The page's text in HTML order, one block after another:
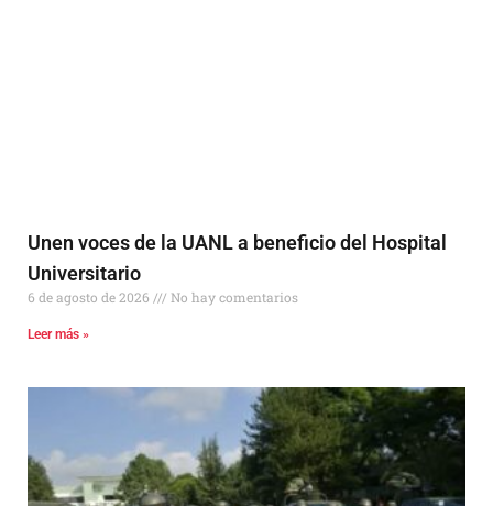
Unen voces de la UANL a beneficio del Hospital
Universitario
6 de agosto de 2026 No hay comentarios
Leer más »